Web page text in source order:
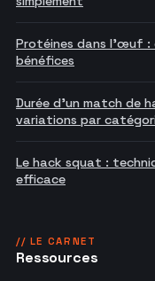
Protéines dans l'œuf :
bénéfices
Durée d'un match de
variations par
Le hack squat :
efficace
// LE CARNET
Ressources